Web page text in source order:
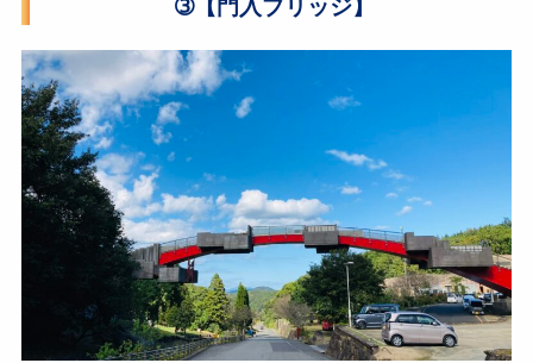
➂【門入ブリッジ】